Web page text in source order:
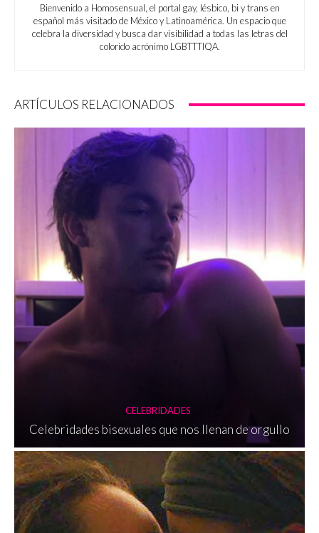
Bienvenido a Homosensual, el portal gay, lésbico, bi y trans en
español más visitado de México y Latinoamérica. Un espacio que
celebra la diversidad y busca dar visibilidad a todas las letras del
colorido acrónimo LGBTTTIQA.
ARTÍCULOS RELACIONADOS
CELEBRIDADES
Celebridades bisexuales que nos llenan de orgullo